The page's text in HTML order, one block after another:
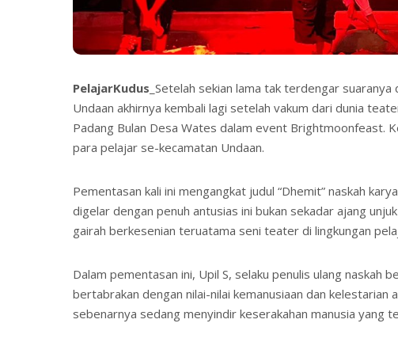
PelajarKudus _Setelah sekian lama tak terdengar
Undaan akhirnya kembali lagi setelah vakum dari dunia
Padang Bulan Desa Wates dalam event Brightmoonfeast.
para pelajar se-kecamatan Undaan.
Pementasan kali ini mengangkat judul “Dhemit” naskah
digelar dengan penuh antusias ini bukan sekadar ajang
gairah berkesenian teruatama seni teater di lingkungan
Dalam pementasan ini, Upil S, selaku penulis ulang naskah
bertabrakan dengan nilai-nilai kemanusiaan dan kelestarian
sebenarnya sedang menyindir keserakahan manusia yang